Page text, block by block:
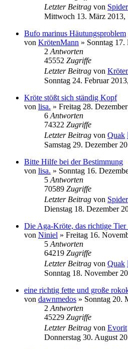
Letzter Beitrag von Spider
Mittwoch 13. März 2013,
Bufo marinus Häutungsproblem
von KrötenMann » Sonntag 17.
2 Antworten
45552 Zugriffe
Letzter Beitrag von
Sonntag 24. Februar
Kröte stößt sich ständig Kopf
von lisa. » Freitag 28.
6 Antworten
74322 Zugriffe
Letzter Beitrag von Quak
Samstag 29. Dezember
Bitte Hilfe bei der Bestimmung
von lisa. » Sonntag 16.
5 Antworten
70589 Zugriffe
Letzter Beitrag von Spider
Dienstag 18. Dezember
Die Aga-Kröte, das richtige
von Niniel » Freitag 16.
5 Antworten
64219 Zugriffe
Letzter Beitrag von Quak
Sonntag 18. November
eine richtig fette und große
von dawnmedos » Sonntag 20.
2 Antworten
45229 Zugriffe
Letzter Beitrag von Evorit
Donnerstag 30. August